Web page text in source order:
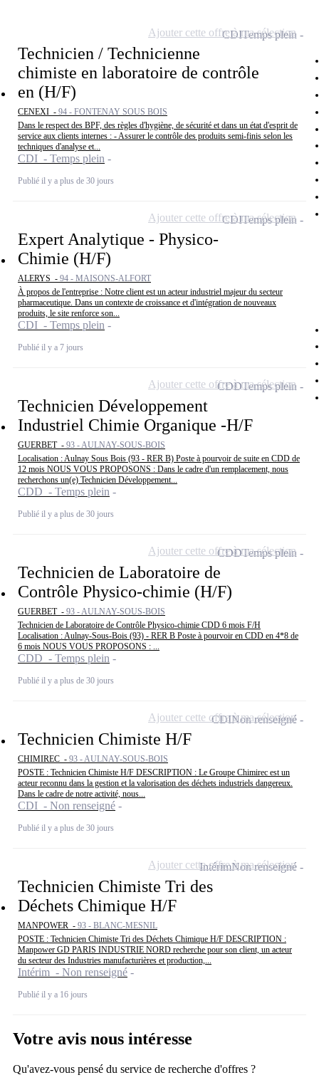
Technicien / Technicienne
chimiste en laboratoire de contrôle
en (H/F)
CENEXI - 94 - FONTENAY SOUS BOIS
Dans le respect des BPF, des règles d'hygiène, de sécurité et dans un état d'esprit de
service aux clients internes : - Assurer le contrôle des produits semi-finis selon les
techniques d'analyse et...
CDI - Temps plein
Publié il y a plus de 30 jours
CDITemps plein
Ajouter cette offre à ma sélection
Expert Analytique - Physico-
Chimie (H/F)
ALERYS - 94 - MAISONS-ALFORT
À propos de l'entreprise : Notre client est un acteur industriel majeur du secteur
pharmaceutique. Dans un contexte de croissance et d'intégration de nouveaux
produits, le site renforce son...
CDI - Temps plein
Publié il y a 7 jours
CDITemps plein
Ajouter cette offre à ma sélection
Technicien Développement
Industriel Chimie Organique -H/F
GUERBET - 93 - AULNAY-SOUS-BOIS
Localisation : Aulnay Sous Bois (93 - RER B) Poste à pourvoir de suite en CDD de
12 mois NOUS VOUS PROPOSONS : Dans le cadre d'un remplacement, nous
recherchons un(e) Technicien Développement...
CDD - Temps plein
Publié il y a plus de 30 jours
CDDTemps plein
Ajouter cette offre à ma sélection
Technicien de Laboratoire de
Contrôle Physico-chimie (H/F)
GUERBET - 93 - AULNAY-SOUS-BOIS
Technicien de Laboratoire de Contrôle Physico-chimie CDD 6 mois F/H
Localisation : Aulnay-Sous-Bois (93) - RER B Poste à pourvoir en CDD en 4*8 de
6 mois NOUS VOUS PROPOSONS : ...
CDD - Temps plein
Publié il y a plus de 30 jours
CDDTemps plein
Ajouter cette offre à ma sélection
Technicien Chimiste H/F
CHIMIREC - 93 - AULNAY-SOUS-BOIS
POSTE : Technicien Chimiste H/F DESCRIPTION : Le Groupe Chimirec est un
acteur reconnu dans la gestion et la valorisation des déchets industriels dangereux.
Dans le cadre de notre activité, nous...
CDI - Non renseigné
Publié il y a plus de 30 jours
CDINon renseigné
Ajouter cette offre à ma sélection
Technicien Chimiste Tri des
Déchets Chimique H/F
MANPOWER - 93 - BLANC-MESNIL
POSTE : Technicien Chimiste Tri des Déchets Chimique H/F DESCRIPTION :
Manpower GD PARIS INDUSTRIE NORD recherche pour son client, un acteur
du secteur des Industries manufacturières et production,...
Intérim - Non renseigné
Publié il y a 16 jours
IntérimNon renseigné
Ajouter cette offre à ma sélection
Votre avis nous intéresse
Qu'avez-vous pensé du service de recherche d'offres ?